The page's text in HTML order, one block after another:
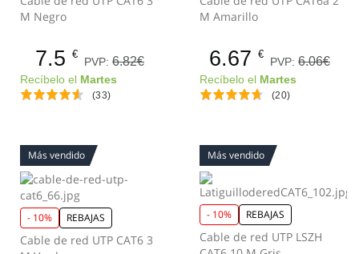
M Negro
7.5 €
PVP: 6.82€
Recíbelo el Martes
(33)
M Amarillo
6.67 €
PVP: 6.06€
Recíbelo el Martes
(20)
Más vendido
- 10% REBAJAS
Cable de red UTP CAT6 3
Más vendido
- 10% REBAJAS
Cable de red UTP LSZH